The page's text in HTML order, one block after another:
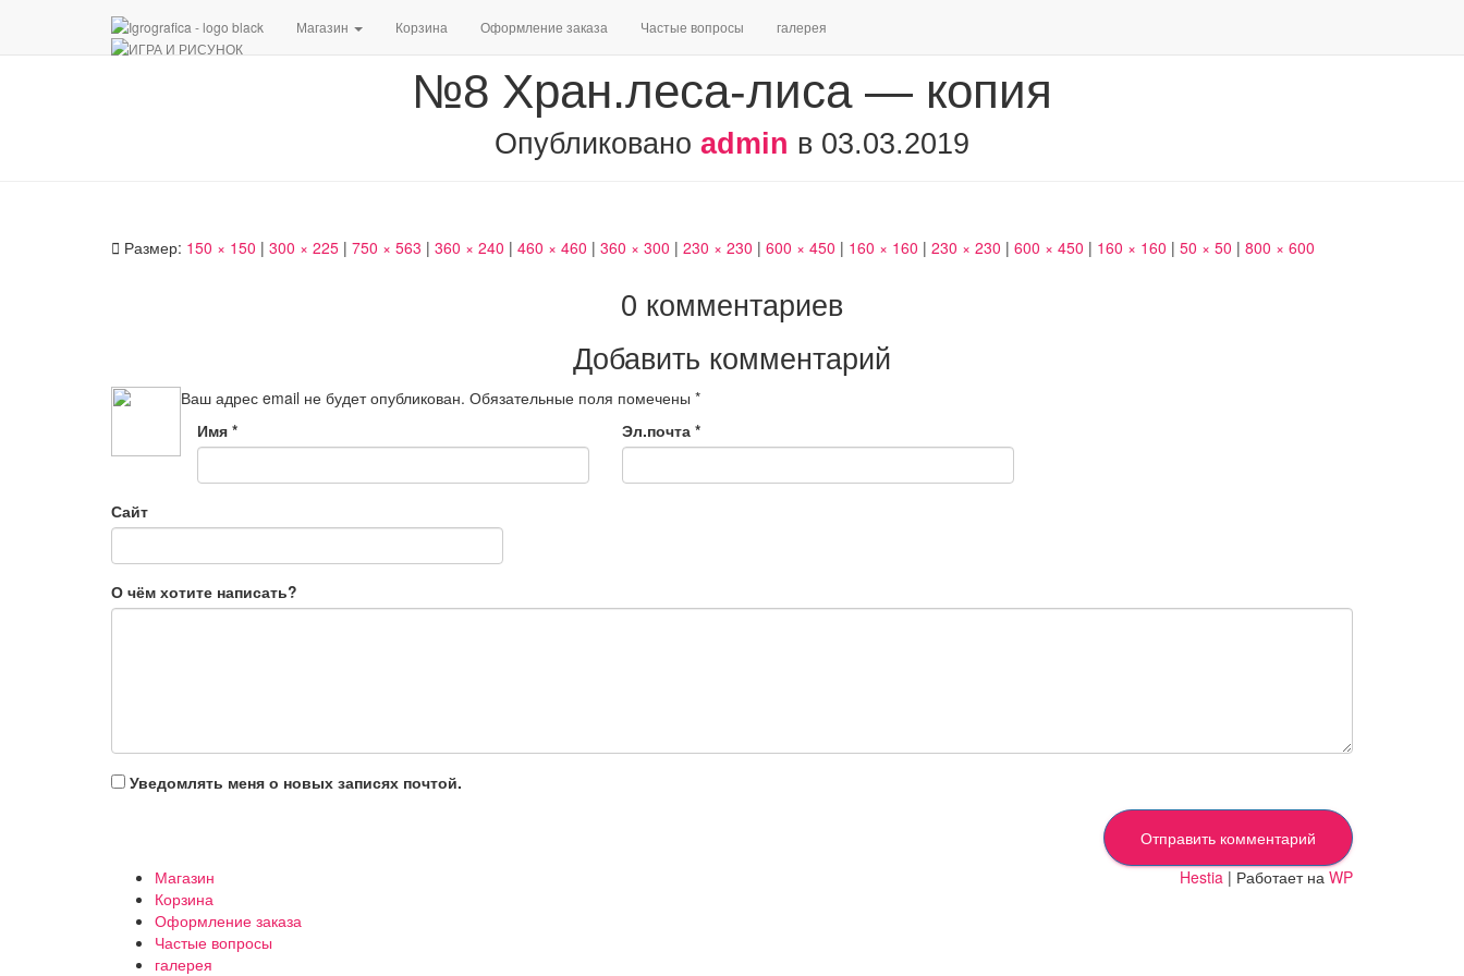
Магазин Корзина Оформление заказа Частые вопросы галерея
№8 Хран.леса-лиса — копия
Опубликовано admin в 03.03.2019
Размер: 150 × 150 | 300 × 225 | 750 × 563 | 360 × 240 | 460 × 460 | 360 × 300 | 230 × 230 | 600 × 450 | 160 × 160 | 230 × 230 | 600 × 450 | 160 × 160 | 50 × 50 | 800 × 600
0 комментариев
Добавить комментарий
Ваш адрес email не будет опубликован. Обязательные поля помечены *
Имя * Эл.почта *
Сайт
О чём хотите написать?
Уведомлять меня о новых записях почтой.
Магазин
Корзина
Оформление заказа
Частые вопросы
галерея
Hestia | Работает на WP